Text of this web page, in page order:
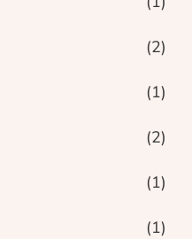
(2)
(1)
(2)
(1)
(1)